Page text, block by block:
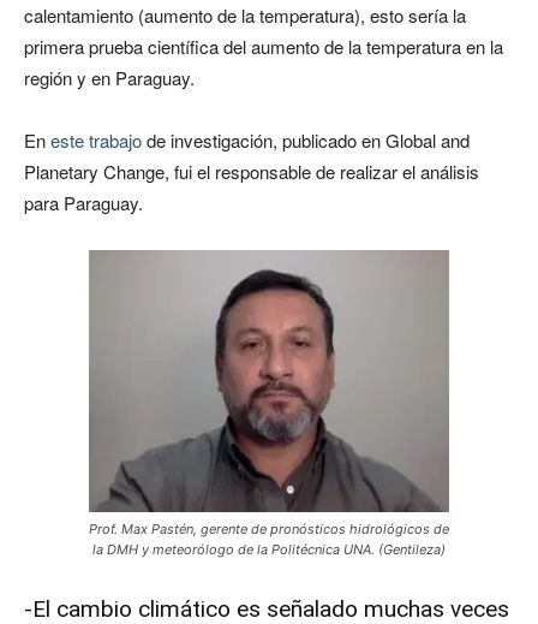
calentamiento (aumento de la temperatura), esto sería la
primera prueba científica del aumento de la temperatura en la
región y en Paraguay.
Eneste trabajode investigación, publicado en Global and
Planetary Change, fui el responsable de realizar el análisis
para Paraguay.
Prof. Max Pastén, gerente de pronósticos hidrológicos de
la DMH y meteorólogo de la Politécnica UNA. (Gentileza)
-El cambio climático es señalado muchas veces